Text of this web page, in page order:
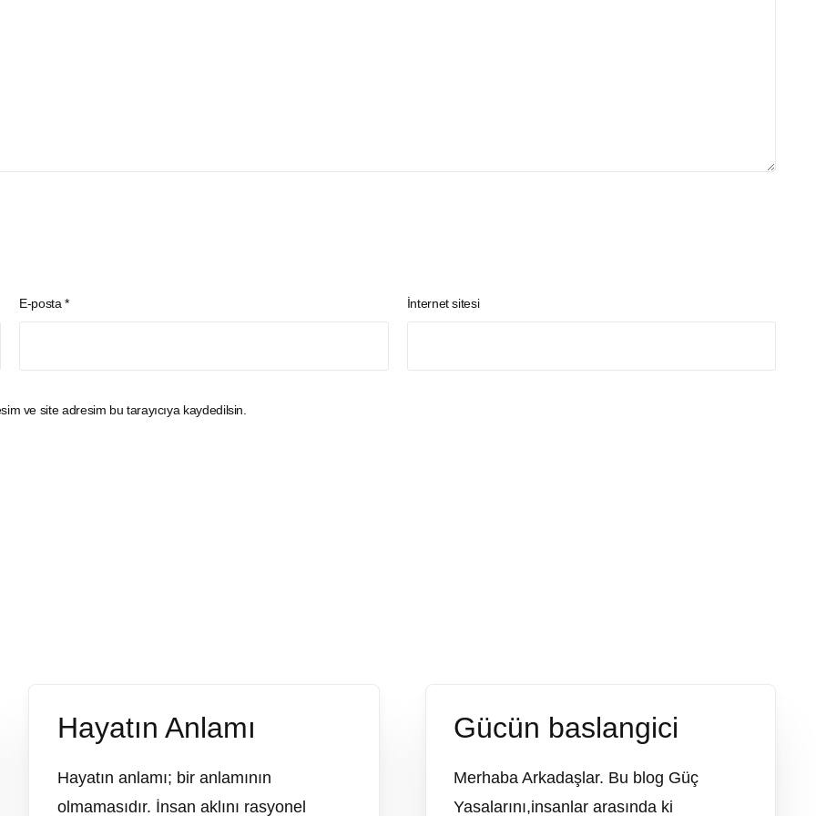
E-posta* İnternet sitesi
ve site adresim bu tarayıcıya kaydedilsin.
Hayatın Anlamı
Hayatın anlamı; bir anlamının
olmamasıdır. İnsan aklını rasyonel
Gücün baslangici
Merhaba Arkadaşlar. Bu blog Güç
Yasalarını,insanlar arasında ki